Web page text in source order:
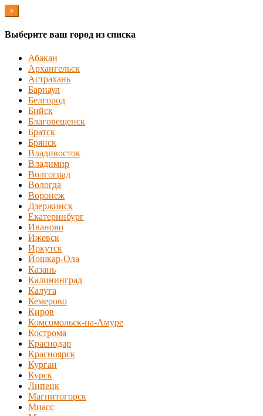
×
Выберите ваш город из списка
Абакан
Архангельск
Астрахань
Барнаул
Белгород
Бийск
Благовещенск
Братск
Брянск
Владивосток
Владимир
Волгоград
Вологда
Воронеж
Дзержинск
Екатеринбург
Иваново
Ижевск
Иркутск
Йошкар-Ола
Казань
Калининград
Калуга
Кемерово
Киров
Комсомольск-на-Амуре
Кострома
Краснодар
Красноярск
Курган
Курск
Липецк
Магнитогорск
Миасс